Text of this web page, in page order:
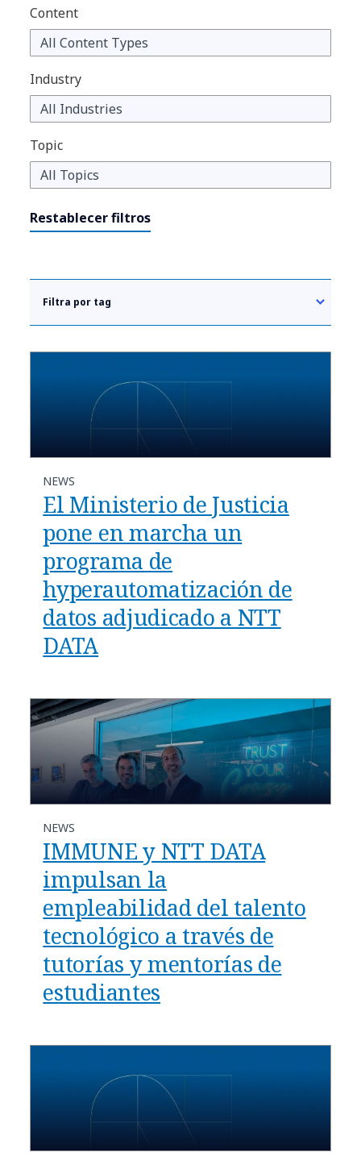
Content
Industry
Topic
Restablecer filtros
Filtra por tag
NEWS
El Ministerio de Justicia
pone en marcha un
programa de
hyperautomatización de
datos adjudicado a NTT
DATA
NEWS
IMMUNE y NTT DATA
impulsan la
empleabilidad del talento
tecnológico a través de
tutorías y mentorías de
estudiantes